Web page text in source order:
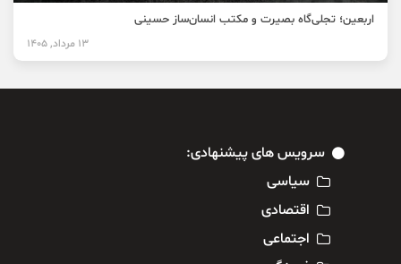
اربعین؛ تجلی‌گاه بصیرت و مکتب انسان‌ساز حسینی
13 مرداد, 1405
سرویس های پیشنهادی:
سیاسی
اقتصادی
اجتماعی